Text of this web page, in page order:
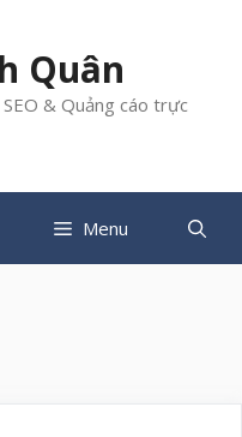
Quân
& Quảng cáo trực
Menu